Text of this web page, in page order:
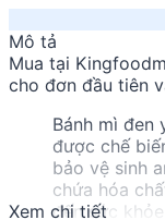
Mô tả
Mua tại
cho đơn đầu tiên
Bánh mì đen
được chế
bảo vệ sinh
chứa hóa
đến sức
Xem chi tiết